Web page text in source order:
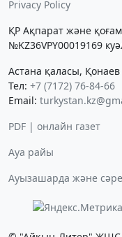
Privacy Policy
ҚР Ақпарат және
№KZ36VPY00019169
Астана қаласы, Қонаев
Тел: +7 (7172) 76-84-66
Email:
PDF | онлайн газет
Ауа райы
Ауызашарда және